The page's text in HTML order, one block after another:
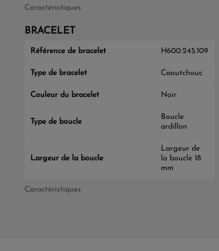
Caractéristiques
BRACELET
Caractéristiques
Référence de bracelet H600.245.109
Type de bracelet Caoutchouc
Couleur du bracelet Noir
Type de boucle
Boucle
ardillon
Largeur de la boucle
Largeur de
la boucle 18
mm